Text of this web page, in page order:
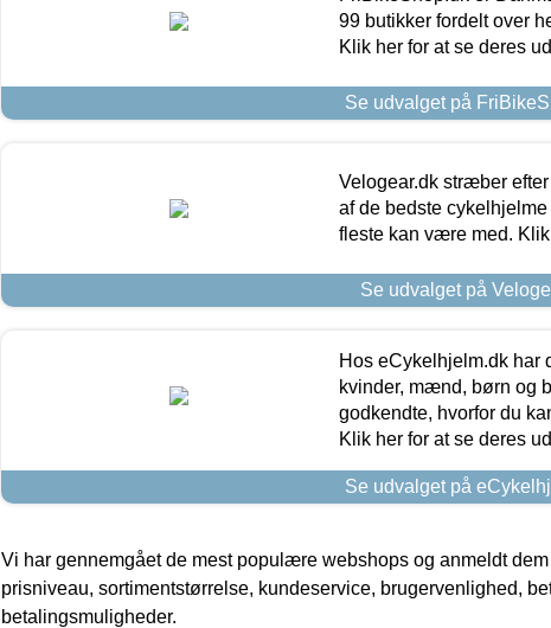
99 butikker fordelt over
Klik her for at se deres
Se udvalget på
Velogear.dk stræber
af de bedste
fleste kan være med.
Se udvalget på
Hos eCykelhjelm.dk har
kvinder, mænd, børn og
godkendte, hvorfor du
Klik her for at se deres
Se udvalget på
Vi har gennemgået de mest populære webshops og anmeldt
prisniveau, sortimentstørrelse, kundeservice, brugervenlighed,
betalingsmuligheder.